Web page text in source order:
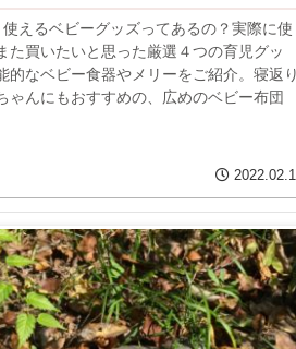
えるベビーグッズってあるの？実際に使
た買いたいと思った厳選４つの育児グッ
的なベビー食器やメリーをご紹介。寝返り
ゃんにもおすすめの、広めのベビー布団